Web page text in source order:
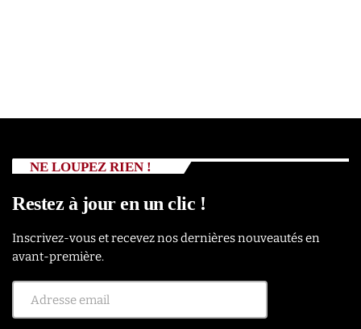
NE LOUPEZ RIEN !
Restez à jour en un clic !
Inscrivez-vous et recevez nos dernières nouveautés en
avant-première.